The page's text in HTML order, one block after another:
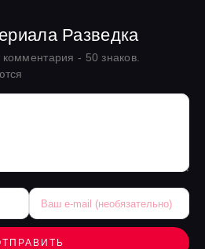
Разведка
- 50 знаков.